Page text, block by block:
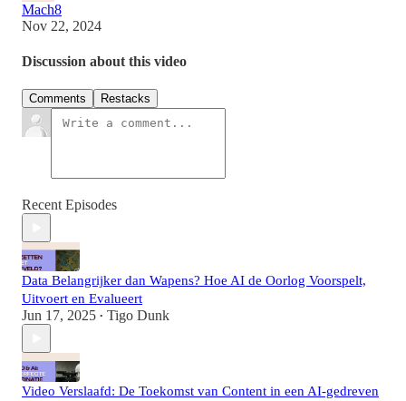
Mach8
Nov 22, 2024
Discussion about this video
Comments Restacks
Recent Episodes
Data Belangrijker dan Wapens? Hoe AI de Oorlog Voorspelt,
Uitvoert en Evalueert
Jun 17, 2025 • Tigo Dunk
Video Verslaafd: De Toekomst van Content in een AI-gedreven